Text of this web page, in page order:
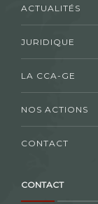
ACTUALITÉS
JURIDIQUE
LA CCA-GE
NOS ACTIONS
CONTACT
CONTACT